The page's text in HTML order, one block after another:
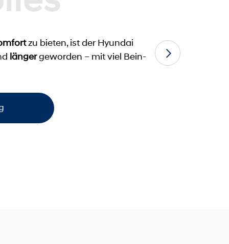
zu bieten, ist der Hyundai
längergeworden – mit viel Bein-